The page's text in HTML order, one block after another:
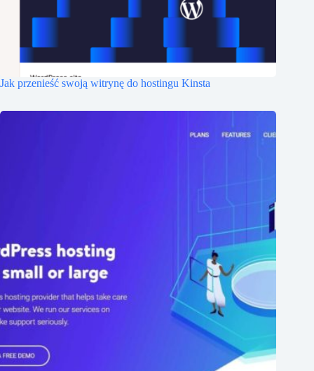
Jak przenieść swoją witrynę do hostingu Kinsta